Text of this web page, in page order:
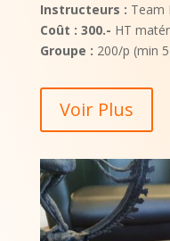
Instructeurs : Team
Coût : 300.- HT
Groupe : 200/p (min
Voir Plus